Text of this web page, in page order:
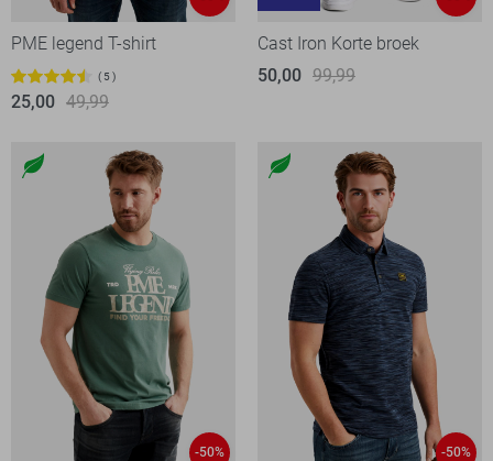
PME legend T-shirt
5
25,00 49,99
Cast Iron Korte broek
50,00 99,99
-50% -50%